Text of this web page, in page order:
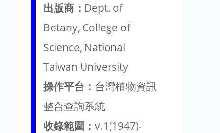
出版商： Dept. of
Botany, College of
Science, National
Taiwan University
操作平台： 台灣植物資訊
整合查詢系統
收錄範圍： v.1(1947)-